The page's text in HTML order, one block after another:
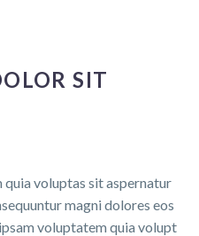
SIT
voluptas sit aspernatur
magni dolores eos
voluptatem quia volupt